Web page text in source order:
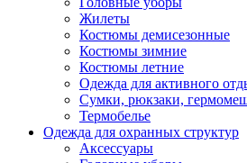
Жилеты
Костюмы демисезонные
Костюмы зимние
Костюмы летние
Одежда для активного
Сумки, рюкзаки,
Термобелье
Одежда для охранных структур
Аксессуары